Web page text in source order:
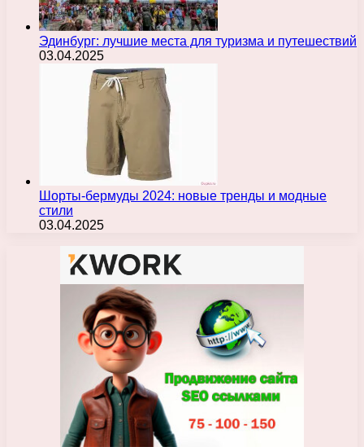
Эдинбург: лучшие места для туризма и путешествий
03.04.2025
Шорты-бермуды 2024: новые тренды и модные
стили
03.04.2025